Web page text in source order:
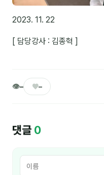
은종성
이상미
이미루
이인우
전승빈
조안나
2023. 11. 22
[ 담당강사 : 김종혁 ]
👁– ♥–
댓글 0